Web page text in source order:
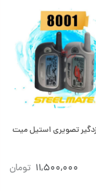
11,500,000 تومان